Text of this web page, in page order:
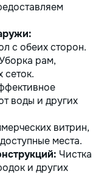
с обеих сторон.
рам,
сеток.
воды и других
витрин,
места.
Чистка
и других